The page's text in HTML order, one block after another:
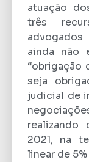
atuação
três
ainda não
“obrigação
seja
judicial de
realizando
2021, na
linear de